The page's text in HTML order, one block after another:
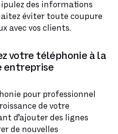
des informations
éviter toute coupure
avec vos clients.
votre téléphonie à la
entreprise
pour professionnel
de votre
d’ajouter des lignes
de nouvelles